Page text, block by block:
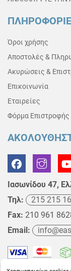
Όροι χρήσης
Αποστολές &
Ακυρώσεις &
Επικοινωνία
Εταιρείες
Φόρμα Επιστροφής
Ιασωνίδου 47,
Τηλ:
215 215
Fax: 210 961
Email: